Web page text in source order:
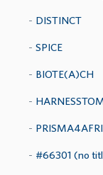
DISTINCT
SPICE
BIOTE(A)CH
#66301 (no